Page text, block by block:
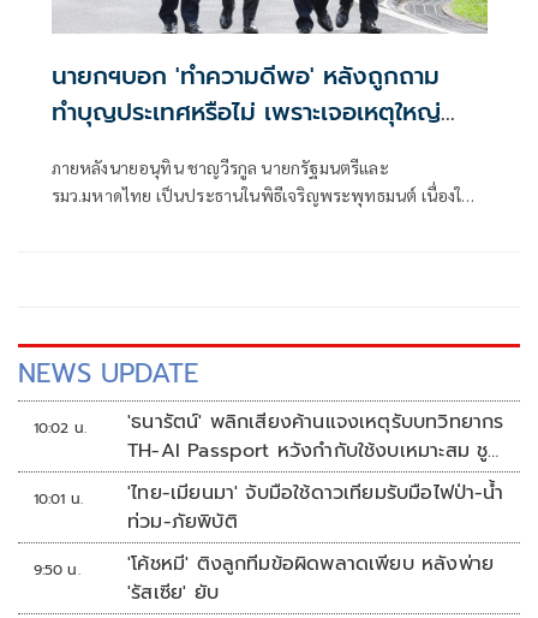
นายกฯบอก 'ทำความดีพอ' หลังถูกถาม
ทำบุญประเทศหรือไม่ เพราะเจอเหตุใหญ่
ภายหลังนายอนุทิน ชาญวีรกูล นายกรัฐมนตรีและ
รมว.มหาดไทย เป็นประธานในพิธีเจริญพระพุทธมนต์ เนื่องใน
NEWS UPDATE
10:02 น.
'ธนารัตน์' พลิกเสียงค้านแจงเหตุรับบทวิทยากร
TH-AI Passport หวังกำกับใช้งบเหมาะสม ชู
จุดเด่นคนไทยได้ใช้ AI ระดับโปร ลดเหลื่อมล้ำ
ทางเทคโนโลยี เซฟงบไปกว่า900ล้าน เชื่อหาก
ใช้เต็มที่เอกชนขาดทุนย่อยยับ
10:01 น.
'ไทย-เมียนมา' จับมือใช้ดาวเทียมรับมือไฟป่า-น้ำ
ท่วม-ภัยพิบัติ
9:50 น.
'โค้ชหมี' ติงลูกทีมข้อผิดพลาดเพียบ หลังพ่าย
'รัสเซีย' ยับ